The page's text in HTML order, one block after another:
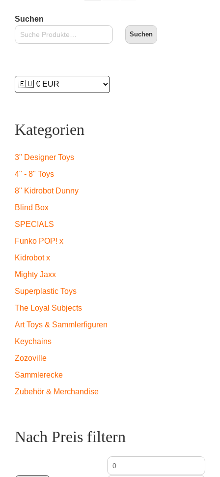
Suchen
Suchen
Kategorien
3" Designer Toys
4" - 8" Toys
8" Kidrobot Dunny
Blind Box
SPECIALS
Funko POP! x
Kidrobot x
Mighty Jaxx
Superplastic Toys
The Loyal Subjects
Art Toys & Sammlerfiguren
Keychains
Zozoville
Sammlerecke
Zubehör & Merchandise
Nach Preis filtern
Min.